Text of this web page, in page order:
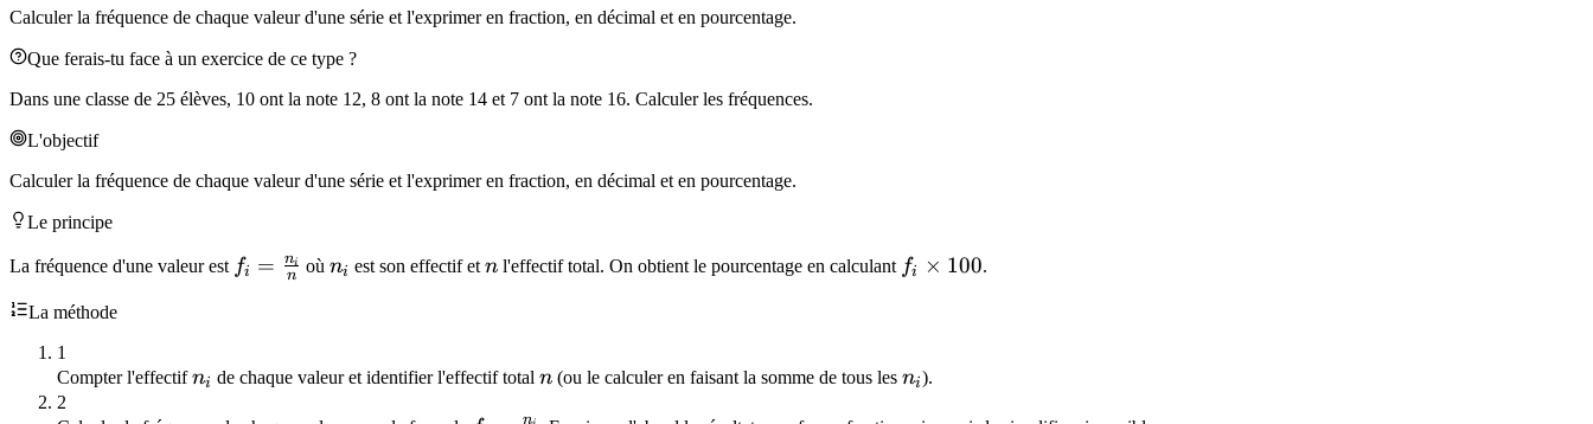
Calculer la fréquence de chaque valeur d'une série et l'exprimer en fraction, en décimal et en pourcentage.
Que ferais-tu face à un exercice de ce type ?
Dans une classe de 25 élèves, 10 ont la note 12, 8 ont la note 14 et 7 ont la note 16. Calculer les fréquences.
L'objectif
Calculer la fréquence de chaque valeur d'une série et l'exprimer en fraction, en décimal et en pourcentage.
Le principe
La fréquence d'une valeur est f_i =
fi = n
ni oùn_i
ni est son effectif etn
n l'effectif total. On obtient le pourcentage en calculant f_i
fi × 100.
La méthode
1
Compter l'effectifn_i
ni de chaque valeur et identifier l'effectif total n
n (ou le calculer en faisant la somme de tous les n_i
ni).
2
n